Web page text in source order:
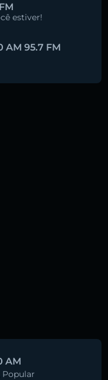
estiver!
AM 95.7 FM
AM
Popular